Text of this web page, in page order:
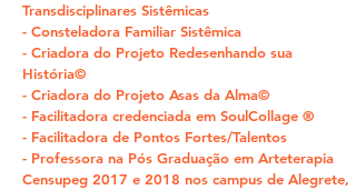
Transdisciplinares Sistêmicas
- Consteladora Familiar Sistêmica
- Criadora do Projeto Redesenhando sua
História©
- Criadora do Projeto Asas da Alma©
- Facilitadora credenciada em SoulCollage ®
- Facilitadora de Pontos Fortes/Talentos
- Professora na Pós Graduação em Arteterapia
Censupeg 2017 e 2018 nos campus de Alegrete,